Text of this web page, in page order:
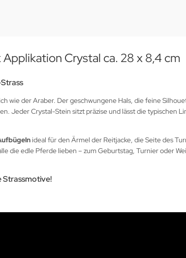
Crystal ca. 28 x 8,4 cm
wie der Araber. Der geschwungene Hals, die feine
Jeder Crystal-Stein sitzt präzise und lässt die typischen
ideal für den Ärmel der Reitjacke, die Seite des
die edle Pferde lieben – zum Geburtstag, Turnier oder
Strassmotive!